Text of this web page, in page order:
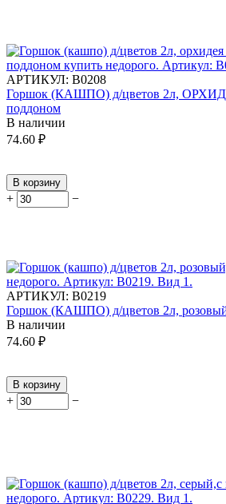
АРТИКУЛ: В0208
Горшок (КАШПО) д/цветов 2л,
поддоном
В наличии
74.60 ₽
В корзину
+ −
АРТИКУЛ: В0219
Горшок (КАШПО) д/цветов 2л,
В наличии
74.60 ₽
В корзину
+ −